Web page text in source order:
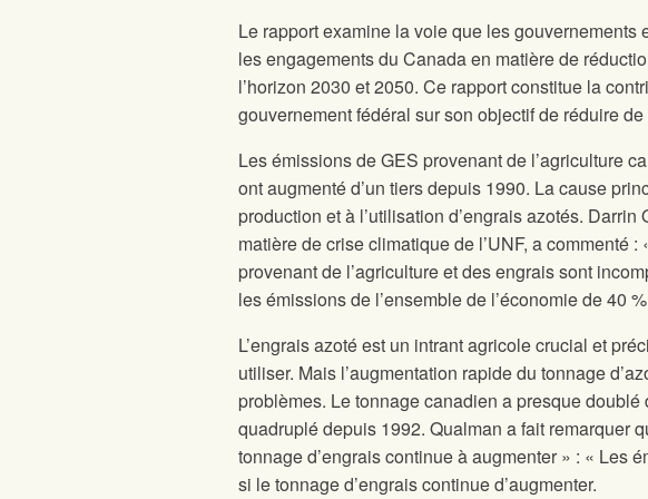
Le rapport examine la voie que les
les engagements du Canada en matière de
l’horizon 2030 et 2050. Ce rapport constitue la
gouvernement fédéral sur son objectif de réduire
Les émissions de GES provenant de l’agriculture
ont augmenté d’un tiers depuis 1990. La cause
production et à l’utilisation d’engrais azotés.
matière de crise climatique de l’UNF, a commenté
provenant de l’agriculture et des engrais sont
les émissions de l’ensemble de l’économie de 40
L’engrais azoté est un intrant agricole crucial et
utiliser. Mais l’augmentation rapide du tonnage
problèmes. Le tonnage canadien a presque
quadruplé depuis 1992. Qualman a fait remarquer
tonnage d’engrais continue à augmenter » : « Les
si le tonnage d’engrais continue d’augmenter.